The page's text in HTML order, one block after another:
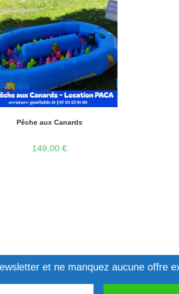
Pêche aux Canards
149,00€
et ne manquez aucune offre